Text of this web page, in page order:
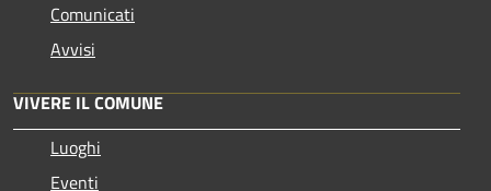
Comunicati
Avvisi
VIVERE IL COMUNE
Luoghi
Eventi